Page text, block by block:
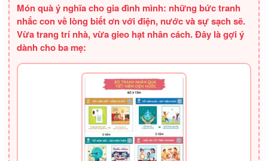
Món quà ý nghĩa cho gia đình mình: những bức tranh
nhắc con về lòng biết ơn với điện, nước và sự sạch sẽ.
Vừa trang trí nhà, vừa gieo hạt nhân cách. Đây là gợi ý
dành cho ba mẹ: